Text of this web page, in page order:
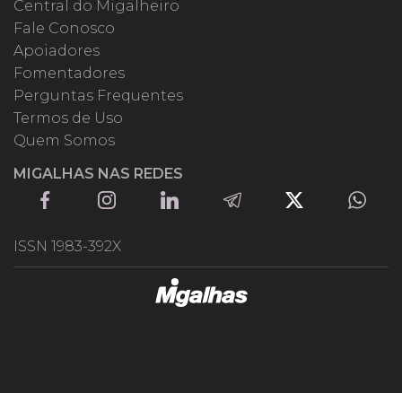
Central do Migalheiro
Fale Conosco
Apoiadores
Fomentadores
Perguntas Frequentes
Termos de Uso
Quem Somos
MIGALHAS NAS REDES
ISSN 1983-392X